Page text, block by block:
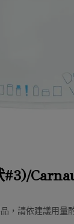
，請依建議用量